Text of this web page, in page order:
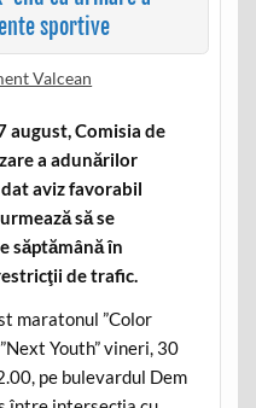
sportive
Valcean
Comisia de
a adunărilor
aviz favorabil
să se
săptămână în
de trafic.
maratonul ”Color
Youth” vineri, 30
pe bulevardul Dem